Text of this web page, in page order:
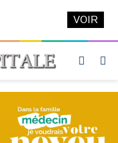
Switch
VOIR